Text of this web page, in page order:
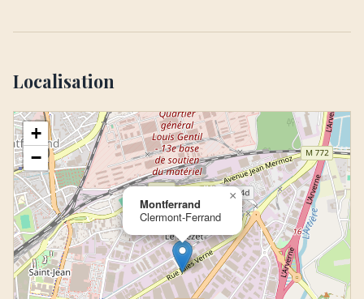
Localisation
Montferrand
Clermont-Ferrand
×
+
−